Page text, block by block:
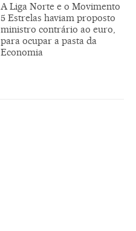
A Liga Norte e o Movimento
5 Estrelas haviam proposto
ministro contrário ao euro,
para ocupar a pasta da
Economia